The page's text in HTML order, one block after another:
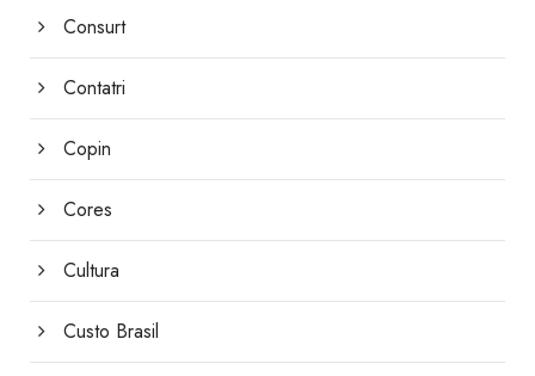
Consurt
Contatri
Copin
Cores
Cultura
Custo Brasil